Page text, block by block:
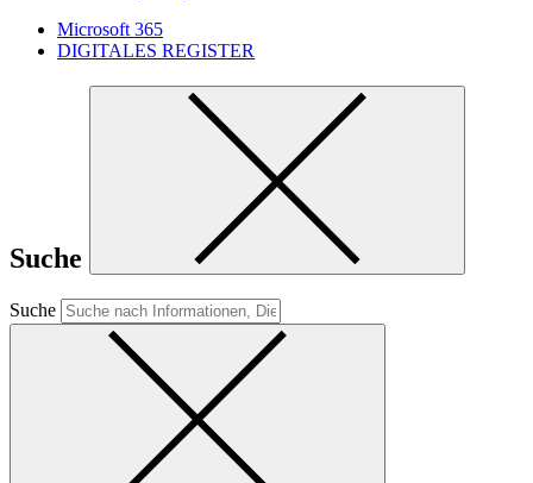
Microsoft 365
DIGITALES REGISTER
Suche
Suche